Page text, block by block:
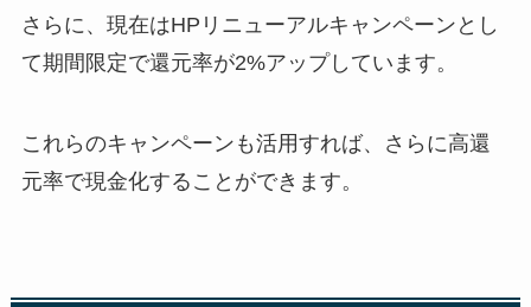
さらに、現在はHPリニューアルキャンペーンとし
て期間限定で還元率が2%アップしています。
これらのキャンペーンも活用すれば、さらに高還
元率で現金化することができます。